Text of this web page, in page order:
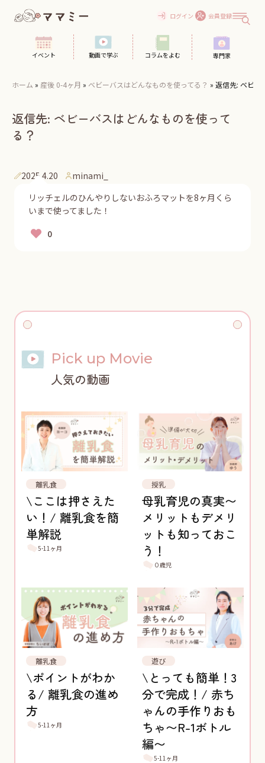
ログイン 会員登録
イベント 動画で学ぶ コラムをよむ 専門家
ホーム » 産後 0-4ヶ月 » ベビーバスはどんなものを使ってる？ » 返信先: ベビー
返信先: ベビーバスはどんなものを使って
る？
minami_
2025.4.20
リッチェルのひんやりしないおふろマットを8ヶ月くら
いまで使ってました！
Pick up Movie
人気の動画
離乳食
\ここは押さえた
い！/ 離乳食を簡
単解説
5-11ヶ月
授乳
母乳育児の真実〜
メリットもデメリ
ットも知っておこ
う！
０歳児
離乳食
\ポイントがわか
る/ 離乳食の進め
方
5-11ヶ月
遊び
\とっても簡単！3
分で完成！/ 赤ち
ゃんの手作りおも
ちゃ〜R-1ボトル
編〜
5-11ヶ月